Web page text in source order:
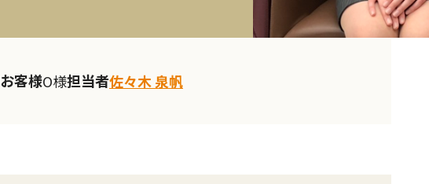
お客様O様担当者佐々木 泉帆